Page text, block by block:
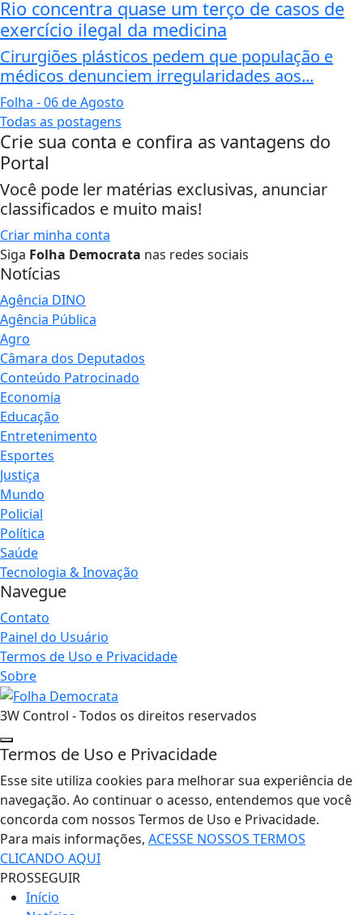
Rio concentra quase um terço de casos de
exercício ilegal da medicina
Cirurgiões plásticos pedem que população e
médicos denunciem irregularidades aos...
Folha - 06 de Agosto
Todas as postagens
Crie sua conta e confira as vantagens do
Portal
Você pode ler matérias exclusivas, anunciar
classificados e muito mais!
Criar minha conta
Siga Folha Democrata nas redes sociais
Notícias
Agência DINO
Agência Pública
Agro
Câmara dos Deputados
Conteúdo Patrocinado
Economia
Educação
Entretenimento
Esportes
Justiça
Mundo
Policial
Política
Saúde
Tecnologia & Inovação
Navegue
Contato
Painel do Usuário
Termos de Uso e Privacidade
Sobre
3W Control - Todos os direitos reservados
Termos de Uso e Privacidade
Esse site utiliza cookies para melhorar sua experiência de
navegação. Ao continuar o acesso, entendemos que você
concorda com nossos Termos de Uso e Privacidade.
Para mais informações, ACESSE NOSSOS TERMOS
CLICANDO AQUI
PROSSEGUIR
Início